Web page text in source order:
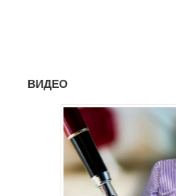
ВИДЕО